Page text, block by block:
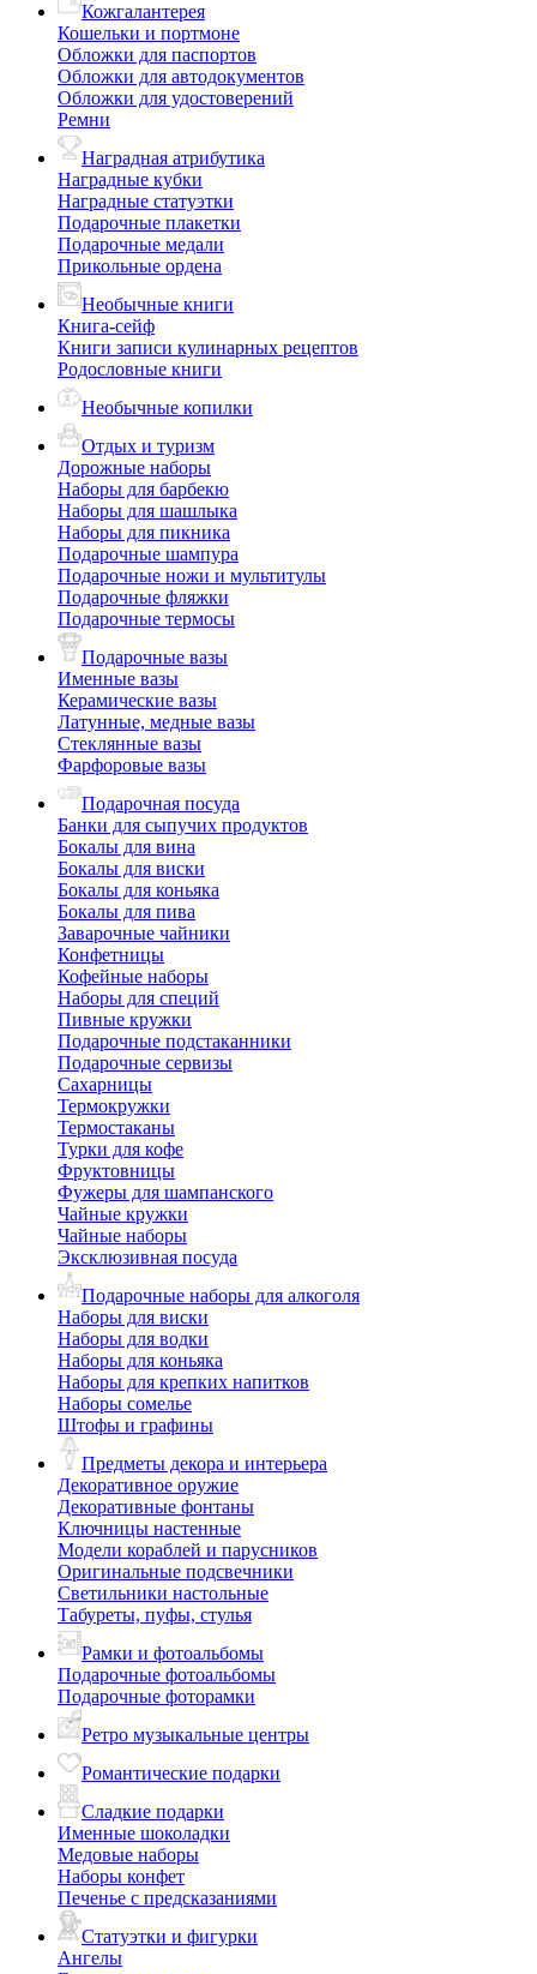
Кожгалантерея
Кошельки и портмоне
Обложки для паспортов
Обложки для автодокументов
Обложки для удостоверений
Ремни
Наградная атрибутика
Наградные кубки
Наградные статуэтки
Подарочные плакетки
Подарочные медали
Прикольные ордена
Необычные книги
Книга-сейф
Книги записи кулинарных рецептов
Родословные книги
Необычные копилки
Отдых и туризм
Дорожные наборы
Наборы для барбекю
Наборы для шашлыка
Наборы для пикника
Подарочные шампура
Подарочные ножи и мультитулы
Подарочные фляжки
Подарочные термосы
Подарочные вазы
Именные вазы
Керамические вазы
Латунные, медные вазы
Стеклянные вазы
Фарфоровые вазы
Подарочная посуда
Банки для сыпучих продуктов
Бокалы для вина
Бокалы для виски
Бокалы для коньяка
Бокалы для пива
Заварочные чайники
Конфетницы
Кофейные наборы
Наборы для специй
Пивные кружки
Подарочные подстаканники
Подарочные сервизы
Сахарницы
Термокружки
Термостаканы
Турки для кофе
Фруктовницы
Фужеры для шампанского
Чайные кружки
Чайные наборы
Эксклюзивная посуда
Подарочные наборы для алкоголя
Наборы для виски
Наборы для водки
Наборы для коньяка
Наборы для крепких напитков
Наборы сомелье
Штофы и графины
Предметы декора и интерьера
Декоративное оружие
Декоративные фонтаны
Ключницы настенные
Модели кораблей и парусников
Оригинальные подсвечники
Светильники настольные
Табуреты, пуфы, стулья
Рамки и фотоальбомы
Подарочные фотоальбомы
Подарочные фоторамки
Ретро музыкальные центры
Романтические подарки
Сладкие подарки
Именные шоколадки
Медовые наборы
Наборы конфет
Печенье с предсказаниями
Статуэтки и фигурки
Ангелы